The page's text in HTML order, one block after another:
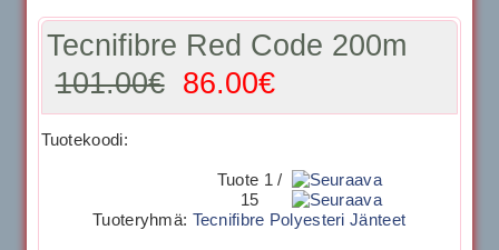
Tecnifibre Red Code 200m
101.00€ 86.00€
Tuotekoodi:
Tuote 1 /
15
Tuoteryhmä: Tecnifibre Polyesteri Jänteet